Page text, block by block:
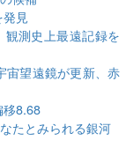
発見
測史上最遠記録を
宙望遠鏡が更新、赤
移8.68
たとみられる銀河